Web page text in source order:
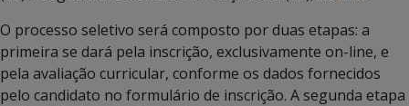
O processo seletivo será composto por duas etapas: a
primeira se dará pela inscrição, exclusivamente on-line, e
pela avaliação curricular, conforme os dados fornecidos
pelo candidato no formulário de inscrição. A segunda etapa